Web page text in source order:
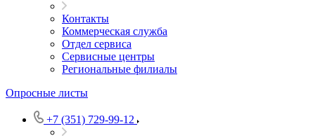
Контакты
Коммерческая служба
Отдел сервиса
Сервисные центры
Региональные филиалы
Опросные листы
+7 (351) 729-99-12